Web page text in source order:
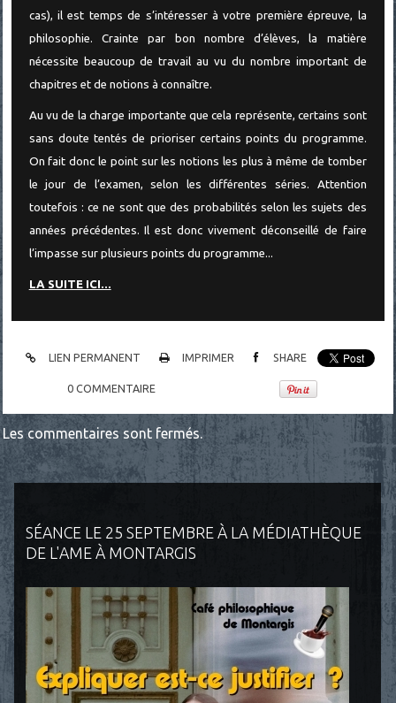
SÉANCE LE 25 SEPTEMBRE À LA MÉDIATHÈQUE
DE L'AME À MONTARGIS
cas), il est temps de s’intéresser à votre première épreuve, la
philosophie. Crainte par bon nombre d’élèves, la matière
nécessite beaucoup de travail au vu du nombre important de
chapitres et de notions à connaître.
Au vu de la charge importante que cela représente, certains sont
sans doute tentés de prioriser certains points du programme.
On fait donc le point sur les notions les plus à même de tomber
le jour de l’examen, selon les différentes séries. Attention
toutefois : ce ne sont que des probabilités selon les sujets des
années précédentes. Il est donc vivement déconseillé de faire
l’impasse sur plusieurs points du programme...
LA SUITE ICI...
LIEN PERMANENT IMPRIMER SHARE
0 COMMENTAIRE
Les commentaires sont fermés.